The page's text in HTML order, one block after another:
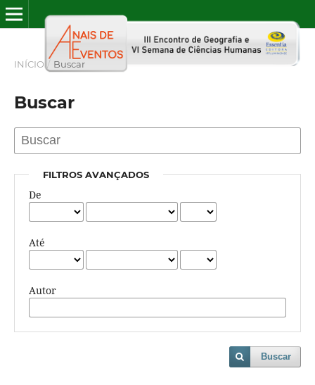
INÍCIO / Buscar
Buscar
FILTROS AVANÇADOS
De
Até
Autor
Buscar